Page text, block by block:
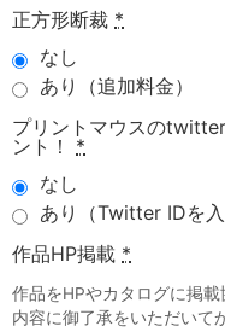
正方形断裁 *
なし
あり（追加料金）
プリントマウスの
ント！
*
なし
あり（Twitter IDを入
作品HP掲載 *
作品をHPやカタログに掲載
内容に御了承をいただいて